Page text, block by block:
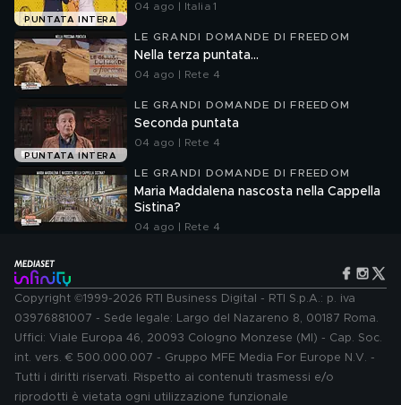
PUNTATA INTERA
04 ago | Italia 1
LE GRANDI DOMANDE DI FREEDOM
Nella terza puntata...
04 ago | Rete 4
PUNTATA INTERA
LE GRANDI DOMANDE DI FREEDOM
Seconda puntata
04 ago | Rete 4
LE GRANDI DOMANDE DI FREEDOM
Maria Maddalena nascosta nella Cappella
Sistina?
04 ago | Rete 4
Copyright ©1999-2026 RTI Business Digital - RTI S.p.A.: p. iva
03976881007 - Sede legale: Largo del Nazareno 8, 00187 Roma.
Uffici: Viale Europa 46, 20093 Cologno Monzese (MI) - Cap. Soc.
int. vers. € 500.000.007 - Gruppo MFE Media For Europe N.V. -
Tutti i diritti riservati. Rispetto ai contenuti trasmessi e/o
riprodotti è vietata ogni utilizzazione funzionale